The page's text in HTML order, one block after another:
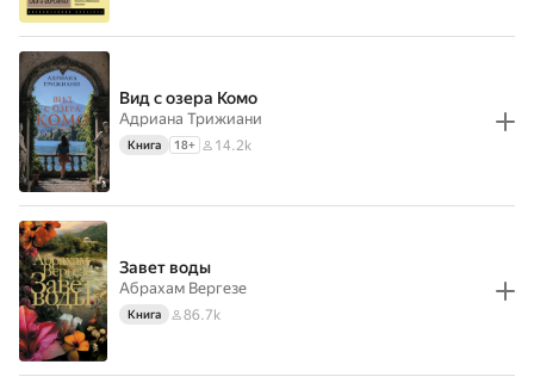
Вид с озера Комо
Адриана Трижиани
Книга 18+ 14.2k
Завет воды
Абрахам Вергезе
Книга 86.7k